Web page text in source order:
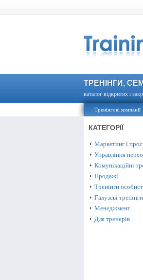
ТРЕНІНГИ,
каталог відкритих і
Тренінгові компанії
КАТЕГОРІЇ
Маркетинг і
Управління
Комунікаційні
Продажі
Тренінги
Галузеві тренінги
Менеджмент
Для тренерів